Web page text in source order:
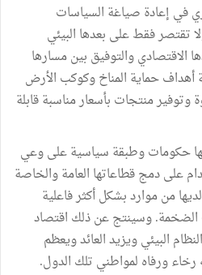
في إعادة صياغة السياسات
تقتصر فقط على بعدها البيئي
الاقتصادي والتوفيق بين مسارها
أهداف حماية المناخ وكوكب الأرض
منتجات بأسعار مناسبة قابلة
حكومات وطبقة سياسية على وعي
على دمج قطاعاتها العامة والخاصة
من موارد بشكل أكثر فاعلية
وسينتج عن ذلك اقتصاد
البيئي ويزيد العائد ويعظم
رخاء ورفاه لمواطني تلك الدول.